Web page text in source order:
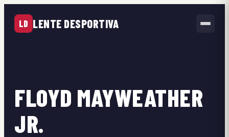
LD LENTE DESPORTIVA
FLOYD MAYWEATHER
JR.